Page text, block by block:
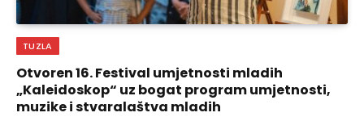
TUZLA
Otvoren 16. Festival umjetnosti mladih
„Kaleidoskop“ uz bogat program umjetnosti,
muzike i stvaralaštva mladih